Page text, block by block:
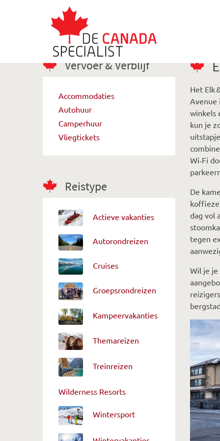
Vervoer & Verblijf
Accommodaties
Autohuur
Camperhuur
Vliegtickets
Reistype
Actieve vakanties
Autorondreizen
Cruises
Groepsrondreizen
Kampeervakanties
Themareizen
Treinreizen
Wilderness Resorts
Wintersport
Het Elk
Avenue
winkels
kun je
Wi‑Fi
De
dag vol
tegen
Wil je